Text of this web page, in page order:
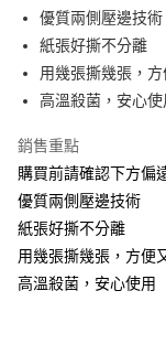
離島宅配-常溫商品
免運費
優質兩側壓邊技術
紙張好撕不分離
用幾張撕幾張，
高溫殺菌，安心使
銷售重點
購買前請確認下方偏
優質兩側壓邊技術
紙張好撕不分離
用幾張撕幾張，方便
高溫殺菌，安心使用